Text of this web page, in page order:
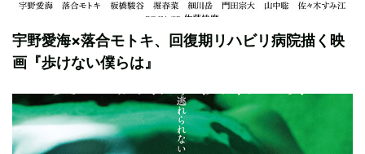
宇野愛海×落合モトキ、回復期リハビリ病院描く映
画『歩けない僕らは』